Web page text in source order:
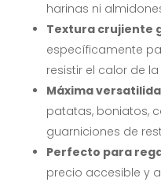
harinas ni
Textura crujiente
específicamente
resistir el calor de
Máxima
patatas, boniatos,
guarniciones de
Perfecto para
precio accesible y